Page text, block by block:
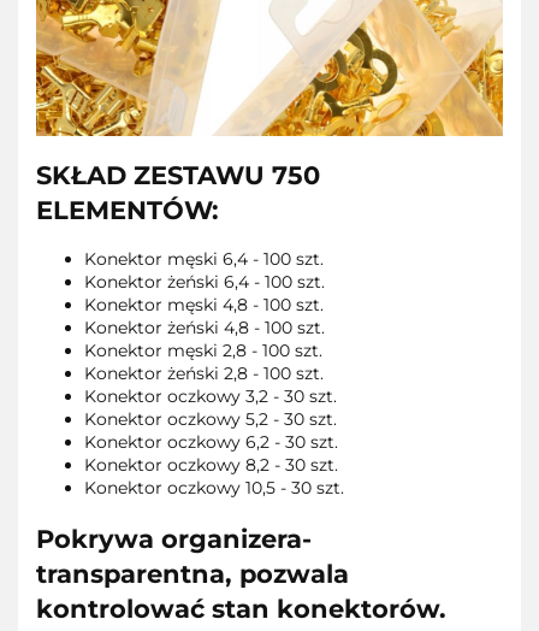
SKŁAD ZESTAWU 750
ELEMENTÓW:
Konektor męski 6,4 - 100 szt.
Konektor żeński 6,4 - 100 szt.
Konektor męski 4,8 - 100 szt.
Konektor żeński 4,8 - 100 szt.
Konektor męski 2,8 - 100 szt.
Konektor żeński 2,8 - 100 szt.
Konektor oczkowy 3,2 - 30 szt.
Konektor oczkowy 5,2 - 30 szt.
Konektor oczkowy 6,2 - 30 szt.
Konektor oczkowy 8,2 - 30 szt.
Konektor oczkowy 10,5 - 30 szt.
Pokrywa organizera-
transparentna, pozwala
kontrolować stan konektorów.